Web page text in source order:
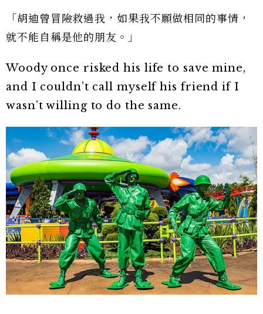
「胡迪曾冒險救過我，如果我不願做相同的事情，
就不能自稱是他的朋友。」
Woody once risked his life to save mine,
and I couldn’t call myself his friend if I
wasn’t willing to do the same.